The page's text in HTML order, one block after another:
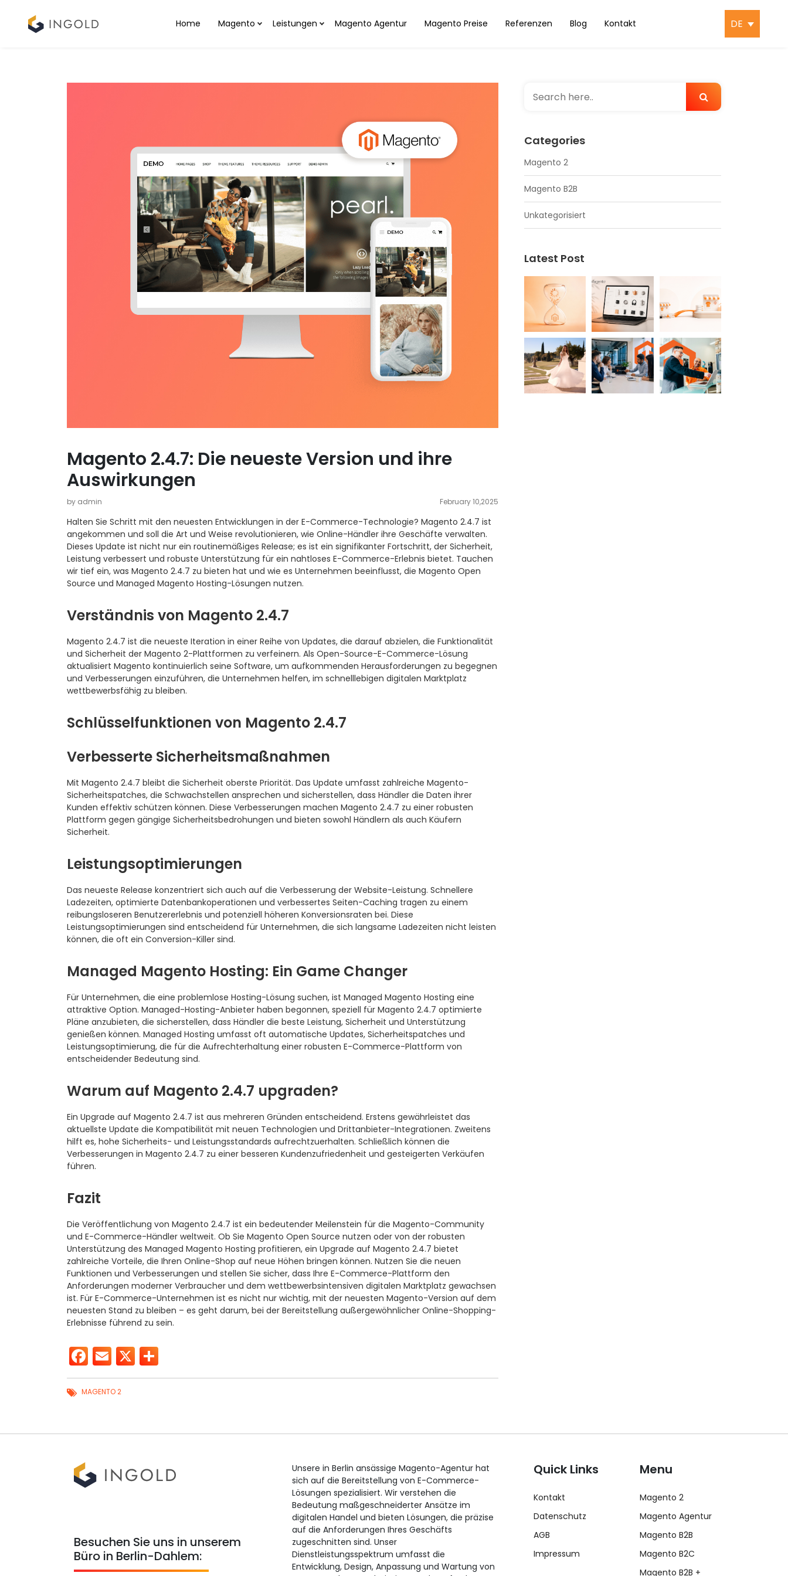
Home Magento Leistungen Magento Agentur Magento Preise Referenzen Blog Kontakt DE
Magento 2.4.7: Die neueste Version und ihre
Auswirkungen
by admin February 10,2025
Halten Sie Schritt mit den neuesten Entwicklungen in der E-Commerce-Technologie? Magento 2.4.7 ist
angekommen und soll die Art und Weise revolutionieren, wie Online-Händler ihre Geschäfte verwalten.
Dieses Update ist nicht nur ein routinemäßiges Release; es ist ein signifikanter Fortschritt, der Sicherheit,
Leistung verbessert und robuste Unterstützung für ein nahtloses E-Commerce-Erlebnis bietet. Tauchen
wir tief ein, was Magento 2.4.7 zu bieten hat und wie es Unternehmen beeinflusst, die Magento Open
Source und Managed Magento Hosting-Lösungen nutzen.
Verständnis von Magento 2.4.7
Magento 2.4.7 ist die neueste Iteration in einer Reihe von Updates, die darauf abzielen, die Funktionalität
und Sicherheit der Magento 2-Plattformen zu verfeinern. Als Open-Source-E-Commerce-Lösung
aktualisiert Magento kontinuierlich seine Software, um aufkommenden Herausforderungen zu begegnen
und Verbesserungen einzuführen, die Unternehmen helfen, im schnelllebigen digitalen Marktplatz
wettbewerbsfähig zu bleiben.
Schlüsselfunktionen von Magento 2.4.7
Verbesserte Sicherheitsmaßnahmen
Mit Magento 2.4.7 bleibt die Sicherheit oberste Priorität. Das Update umfasst zahlreiche Magento-
Sicherheitspatches, die Schwachstellen ansprechen und sicherstellen, dass Händler die Daten ihrer
Kunden effektiv schützen können. Diese Verbesserungen machen Magento 2.4.7 zu einer robusten
Plattform gegen gängige Sicherheitsbedrohungen und bieten sowohl Händlern als auch Käufern
Sicherheit.
Leistungsoptimierungen
Das neueste Release konzentriert sich auch auf die Verbesserung der Website-Leistung. Schnellere
Ladezeiten, optimierte Datenbankoperationen und verbessertes Seiten-Caching tragen zu einem
reibungsloseren Benutzererlebnis und potenziell höheren Konversionsraten bei. Diese
Leistungsoptimierungen sind entscheidend für Unternehmen, die sich langsame Ladezeiten nicht leisten
können, die oft ein Conversion-Killer sind.
Managed Magento Hosting: Ein Game Changer
Für Unternehmen, die eine problemlose Hosting-Lösung suchen, ist Managed Magento Hosting eine
attraktive Option. Managed-Hosting-Anbieter haben begonnen, speziell für Magento 2.4.7 optimierte
Pläne anzubieten, die sicherstellen, dass Händler die beste Leistung, Sicherheit und Unterstützung
genießen können. Managed Hosting umfasst oft automatische Updates, Sicherheitspatches und
Leistungsoptimierung, die für die Aufrechterhaltung einer robusten E-Commerce-Plattform von
entscheidender Bedeutung sind.
Warum auf Magento 2.4.7 upgraden?
Ein Upgrade auf Magento 2.4.7 ist aus mehreren Gründen entscheidend. Erstens gewährleistet das
aktuellste Update die Kompatibilität mit neuen Technologien und Drittanbieter-Integrationen. Zweitens
hilft es, hohe Sicherheits- und Leistungsstandards aufrechtzuerhalten. Schließlich können die
Verbesserungen in Magento 2.4.7 zu einer besseren Kundenzufriedenheit und gesteigerten Verkäufen
führen.
Fazit
Die Veröffentlichung von Magento 2.4.7 ist ein bedeutender Meilenstein für die Magento-Community
und E-Commerce-Händler weltweit. Ob Sie Magento Open Source nutzen oder von der robusten
Unterstützung des Managed Magento Hosting profitieren, ein Upgrade auf Magento 2.4.7 bietet
zahlreiche Vorteile, die Ihren Online-Shop auf neue Höhen bringen können. Nutzen Sie die neuen
Funktionen und Verbesserungen und stellen Sie sicher, dass Ihre E-Commerce-Plattform den
Anforderungen moderner Verbraucher und dem wettbewerbsintensiven digitalen Marktplatz gewachsen
ist. Für E-Commerce-Unternehmen ist es nicht nur wichtig, mit der neuesten Magento-Version auf dem
neuesten Stand zu bleiben – es geht darum, bei der Bereitstellung außergewöhnlicher Online-Shopping-
Erlebnisse führend zu sein.
Facebook
Email
X
MAGENTO 2
Categories
Magento 2
Magento B2B
Unkategorisiert
Latest Post
Besuchen Sie uns in unserem
Büro in Berlin-Dahlem:
Unsere in Berlin ansässige Magento-Agentur hat
sich auf die Bereitstellung von E-Commerce-
Lösungen spezialisiert. Wir verstehen die
Bedeutung maßgeschneiderter Ansätze im
digitalen Handel und bieten Lösungen, die präzise
auf die Anforderungen Ihres Geschäfts
zugeschnitten sind. Unser
Dienstleistungsspektrum umfasst die
Entwicklung, Design, Anpassung und Wartung von
Quick Links
Kontakt
Datenschutz
AGB
Impressum
Menu
Magento 2
Magento Agentur
Magento B2B
Magento B2C
Magento B2B +